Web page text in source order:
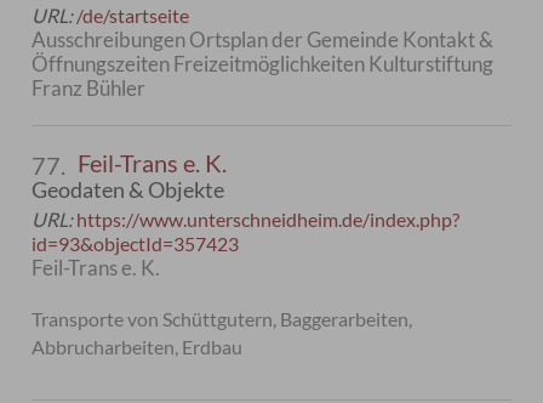
URL:/de/startseite
Ausschreibungen Ortsplan der Gemeinde Kontakt &
Öffnungszeiten Freizeitmöglichkeiten Kulturstiftung
Franz Bühler
77. Feil-Trans e. K.
Geodaten & Objekte
URL:https://www.unterschneidheim.de/index.php?
id=93&objectId=357423
Feil-Trans e. K.
Transporte von Schüttgutern, Baggerarbeiten,
Abbrucharbeiten, Erdbau